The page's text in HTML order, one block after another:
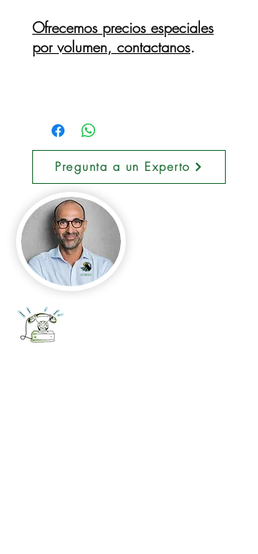
Ofrecemos precios especiales
por volumen, contactanos.
Pregunta a un Experto